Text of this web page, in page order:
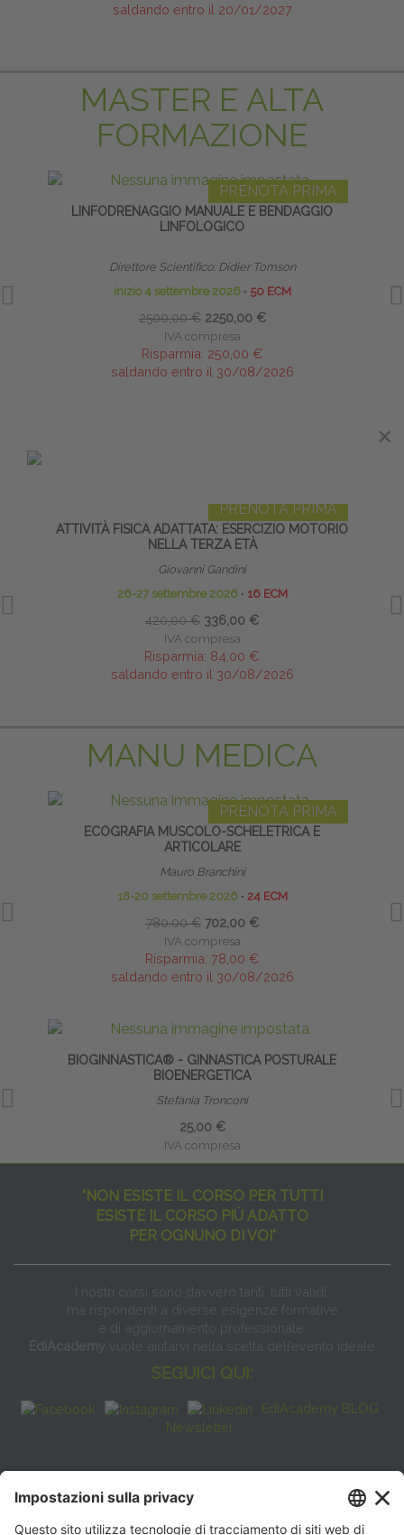
saldando entro il 20/01/2027
MASTER E ALTA
FORMAZIONE
PRENOTA PRIMA
LINFODRENAGGIO MANUALE E BENDAGGIO
LINFOLOGICO
Direttore Scientifico: Didier Tomson
inizio 4 settembre 2026 ∙ 50 ECM
2500,00 € 2250,00 €
IVA compresa
Risparmia: 250,00 €
saldando entro il 30/08/2026
PRENOTA PRIMA
ATTIVITÀ FISICA ADATTATA: ESERCIZIO MOTORIO
NELLA TERZA ETÀ
Giovanni Gandini
26-27 settembre 2026 ∙ 16 ECM
420,00 € 336,00 €
IVA compresa
Risparmia: 84,00 €
saldando entro il 30/08/2026
MANU MEDICA
PRENOTA PRIMA
ECOGRAFIA MUSCOLO-SCHELETRICA E
ARTICOLARE
Mauro Branchini
18-20 settembre 2026 ∙ 24 ECM
780,00 € 702,00 €
IVA compresa
Risparmia: 78,00 €
saldando entro il 30/08/2026
BIOGINNASTICA® - GINNASTICA POSTURALE
BIOENERGETICA
Stefania Tronconi
25,00 €
IVA compresa
"NON ESISTE IL CORSO PER TUTTI
ESISTE IL CORSO PIÙ ADATTO
PER OGNUNO DI VOI"
I nostri corsi sono davvero tanti, tutti validi
ma rispondenti a diverse esigenze formative
e di aggiornamento professionale.
EdiAcademy vuole aiutarvi nella scelta dell’evento ideale
SEGUICI QUI:
EdiAcademy BLOG
Newsletter
FAQ
×
×